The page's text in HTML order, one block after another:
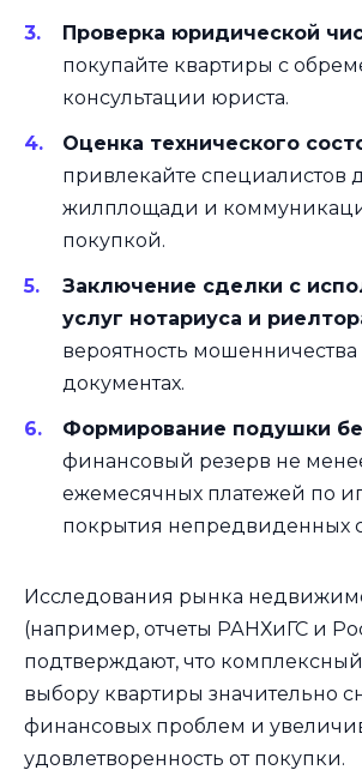
Проверка юридической
покупайте квартиры с
консультации юриста.
Оценка технического
привлекайте специалистов
жилплощади и
покупкой.
Заключение сделки с
услуг нотариуса и
вероятность
документах.
Формирование подушки
финансовый резерв не
ежемесячных платежей по
покрытия непредвиденных
Исследования рынка
(например, отчеты РАНХиГС и
подтверждают, что
выбору квартиры значительно
финансовых проблем и
удовлетворенность от покупки.